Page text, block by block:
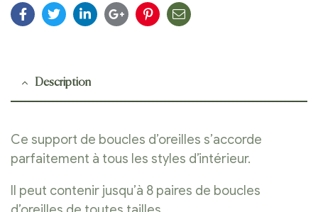
Facebook
TwitterLinkedinGoogle+Pinterest
E-
Description
Ce support de boucles d’oreilles s’accorde
parfaitement à tous les styles d’intérieur.
Il peut contenir jusqu’à 8 paires de boucles